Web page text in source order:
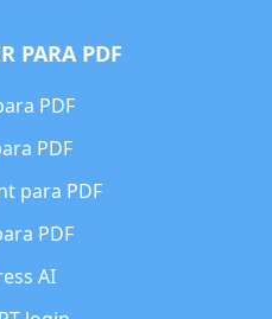
PARA PDF
PDF
PDF
para PDF
PDF
AI